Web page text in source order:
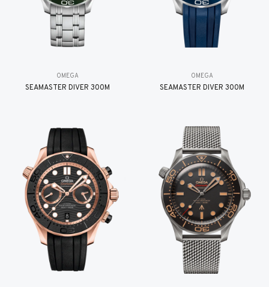
OMEGA
SEAMASTER DIVER 300M
OMEGA
SEAMASTER DIVER 300M